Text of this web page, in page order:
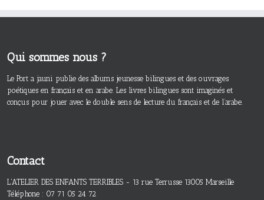
Qui sommes nous ?
Le Port a jauni publie des albums jeunesse bilingues et des ouvrages
poétiques en français et en arabe. Les livres bilingues sont imaginés et
conçus pour jouer avec le double sens de lecture du français et de l’arabe.
Contact
L'ATELIER DES ENFANTS TERRIBLES - 13 rue Terrusse 13005 Marseille
Téléphone : 07 71 05 24 72